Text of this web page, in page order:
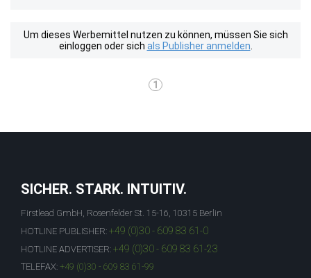
Um dieses Werbemittel nutzen zu können, müssen Sie sich
einloggen oder sich als Publisher anmelden
1
SICHER. STARK. INTUITIV.
Firstlead GmbH, Rosenfelder St. 15-16, 10315 Berlin
HOTLINE PUBLISHER: +49 (0)30 - 609 83 61-0
HOTLINE ADVERTISER: +49 (0)30 - 609 83 61-23
TELEFAX: +49 (0)30 - 609 83 61-99